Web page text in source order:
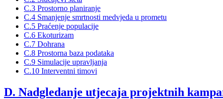
C.3 Prostorno planiranje
C.4 Smanjenje smrtnosti medvjeda u prometu
C.5 Praćenje populacije
C.6 Ekoturizam
C.7 Dohrana
C.8 Prostorna baza podataka
C.9 Simulacije upravljanja
C.10 Interventni timovi
D. Nadgledanje utjecaja projektnih